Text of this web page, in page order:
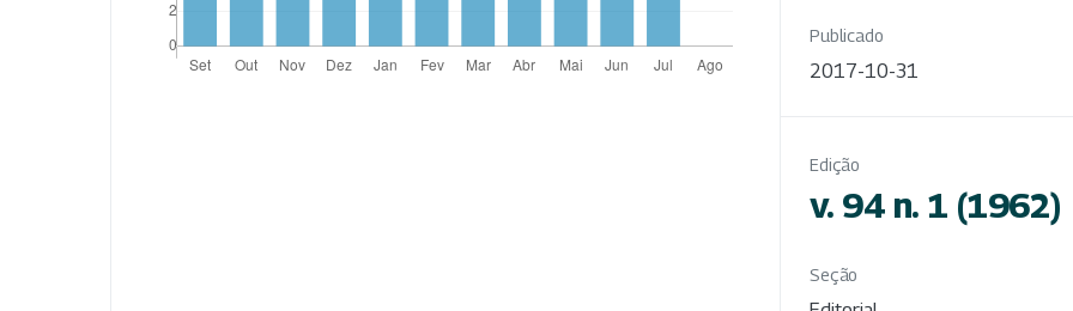
Publicado
2017-10-31
Edição
v. 94 n. 1 (1962)
Seção